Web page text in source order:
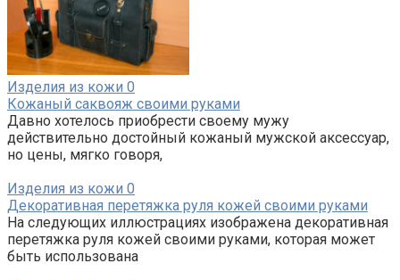
Изделия из кожи 0
Кожаный саквояж своими руками
Давно хотелось приобрести своему мужу
действительно достойный кожаный мужской аксессуар,
но цены, мягко говоря,
Изделия из кожи 0
Декоративная перетяжка руля кожей своими руками
На следующих иллюстрациях изображена декоративная
перетяжка руля кожей своими руками, которая может
быть использована